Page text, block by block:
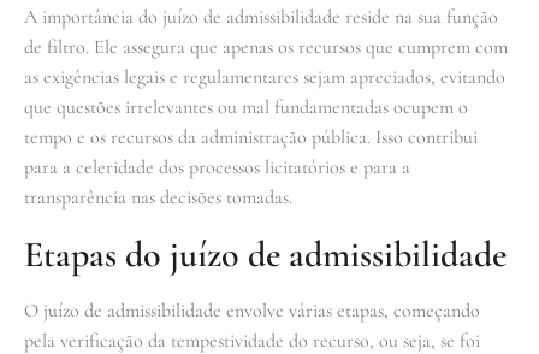
A importância do juízo de admissibilidade reside na sua função
de filtro. Ele assegura que apenas os recursos que cumprem com
as exigências legais e regulamentares sejam apreciados, evitando
que questões irrelevantes ou mal fundamentadas ocupem o
tempo e os recursos da administração pública. Isso contribui
para a celeridade dos processos licitatórios e para a
transparência nas decisões tomadas.
Etapas do juízo de admissibilidade
O juízo de admissibilidade envolve várias etapas, começando
pela verificação da tempestividade do recurso, ou seja, se foi